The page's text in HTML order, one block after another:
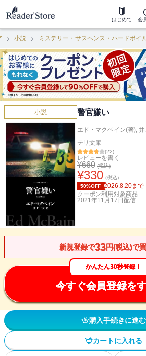
はじめて 会
小説 ミステリー・サスペンス・ハードボイ
小説 警官嫌い
エド・マクベイン(著),
テリ文庫
(22)
レビューを書く
¥660 (税込)
¥330 (税込)
50%OFF 2026.8.20まで
クーポン利用対象商品
2021年11月17日 配信
新規登録で33円(税込)で
かんたん30秒登録！
今すぐ会員登録を
購入手続きに進む
カートに入れる